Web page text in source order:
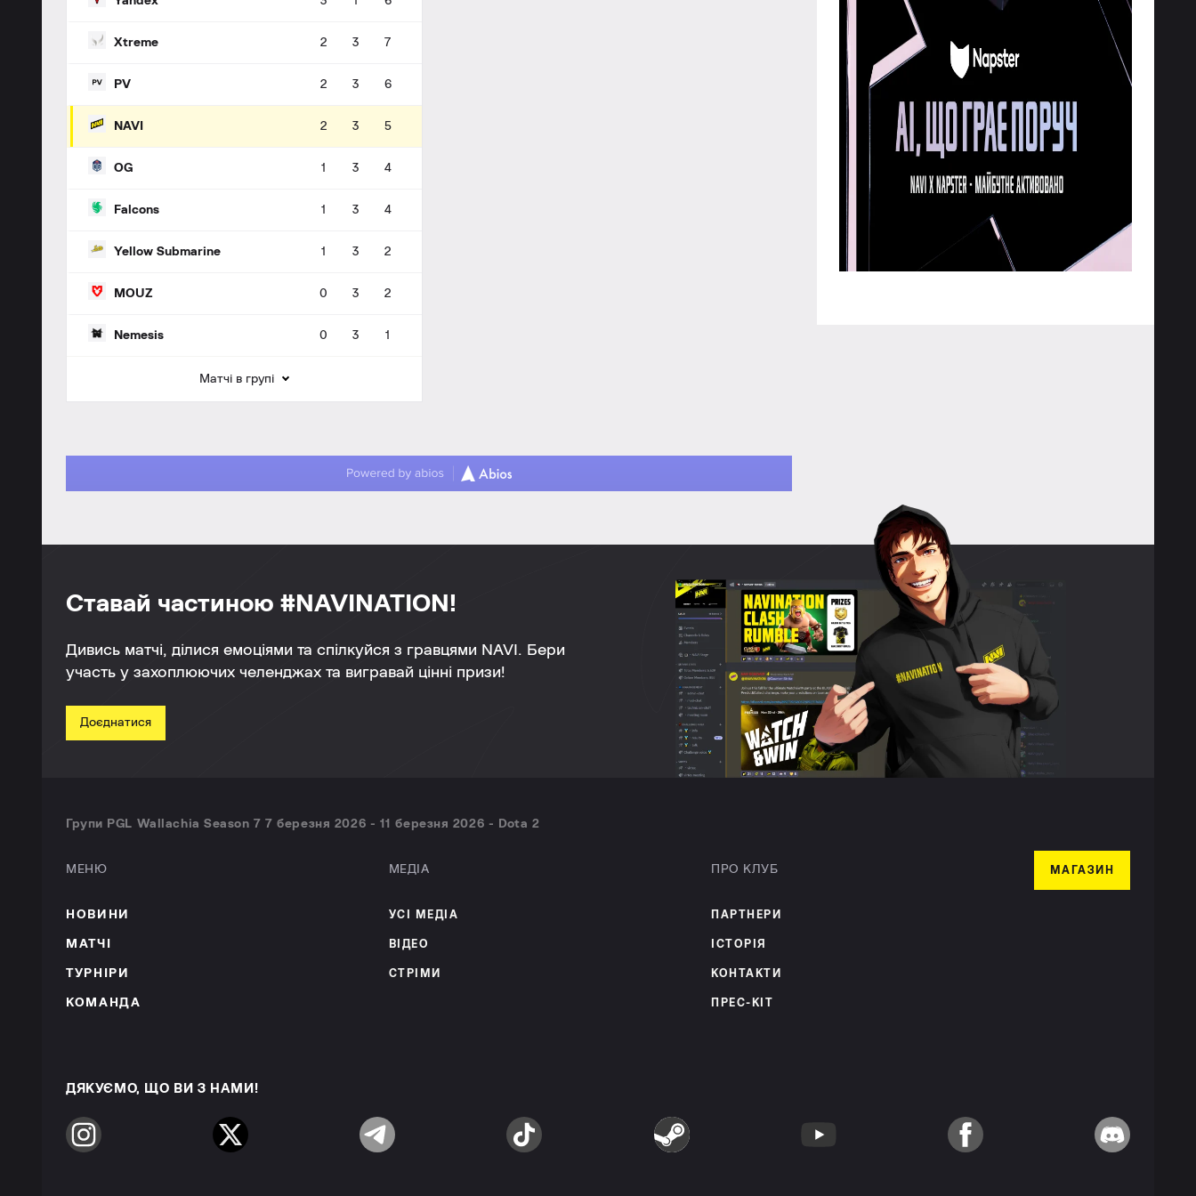
Xtreme 2 3 7
PV 2 3 6
NAVI 2 3 5
OG 1 3 4
Falcons 1 3 4
Yellow Submarine 1 3 2
MOUZ 0 3 2
Nemesis 0 3 1
Матчі в групі
Ставай частиною #NAVINATION!
Дивись матчі, ділися емоціями та спілкуйся з гравцями NAVI. Бери
участь у захоплюючих челенджах та вигравай цінні призи!
Доєднатися
Групи PGL Wallachia Season 7 7 березня 2026 - 11 березня 2026 - Dota 2
МЕНЮ
НОВИНИ
МАТЧІ
ТУРНІРИ
КОМАНДА
МЕДІА
УСІ МЕДІА
ВІДЕО
СТРІМИ
ПРО КЛУБ
ПАРТНЕРИ
ІСТОРІЯ
КОНТАКТИ
ПРЕС-КІТ
МАГАЗИН
ДЯКУЄМО, ЩО ВИ З НАМИ!
Instagram Twitter Telegram TikTok Steam YouTube Facebook Discord